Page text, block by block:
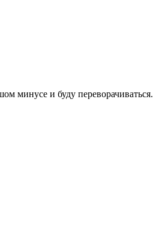
минусе и буду переворачиваться.